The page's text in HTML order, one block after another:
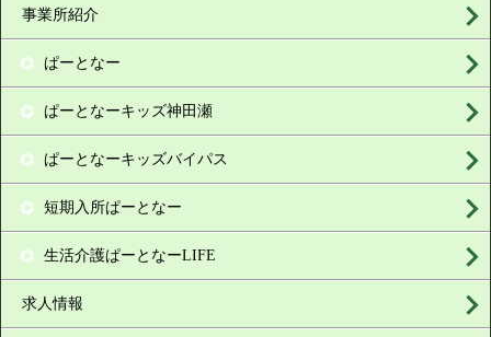
事業所紹介
ぱーとなー
ぱーとなーキッズ神田瀬
ぱーとなーキッズバイパス
短期入所ぱーとなー
生活介護ぱーとなーLIFE
求人情報